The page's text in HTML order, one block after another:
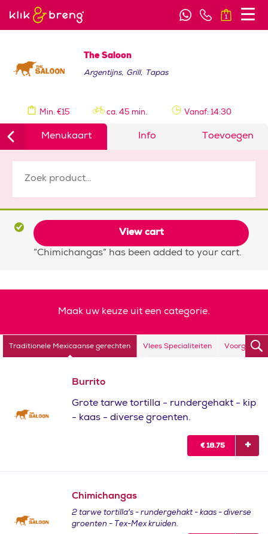
1
The Saloon
Argentijns, Grill, Tapas
Min. €15 ca. 45 min. Vanaf: 14:30
Menukaart Info Toevoegen
View cart
“Chimichangas” has been added to your cart.
Maak uw keuze uit een categorie.
Traditionele Mexicaanse gerechten Vlees Specialiteiten
Burrito
Grote tarwe tortilla - rundergehakt - kip
- kaas - diverse groenten.
€18.75
Chimichangas
2 tarwe tortilla's - rundergehakt - kaas - diverse
groenten - Tex-Mex kruiden.